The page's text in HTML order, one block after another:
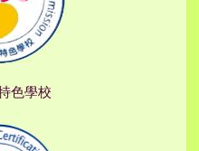
色學校